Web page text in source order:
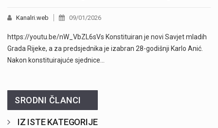
Kanalri.web 09/01/2026
https://youtu.be/nW_VbZL6sVs Konstituiran je novi Savjet mladih
Grada Rijeke, a za predsjednika je izabran 28-godišnji Karlo Anić.
Nakon konstituirajuće sjednice…
SRODNI ČLANCI
IZ ISTE KATEGORIJE